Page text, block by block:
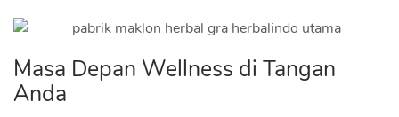
Masa Depan Wellness di Tangan
Anda